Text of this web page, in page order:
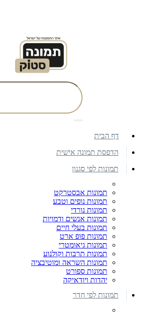
דף הבית
הדפסת תמונה אישית
תמונות לפי סגנון
תמונות אבסטרקט
תמונות נופים וטבע
תמונות נורדי
תמונות אנשים ודמויות
תמונות בעלי חיים
תמונות פופ ארט
תמונות גיאומטרי
תמונות תרבות וקולנוע
תמונות השראה ומוטיבציה
תמונות ספורט
יהדות ויודאיקה
תמונות לפי חדר